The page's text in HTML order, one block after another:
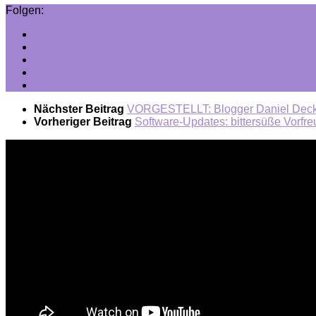
Folgen:
Nächster Beitrag VORGESTELLT: Blogger Daniel
Vorheriger Beitrag Software-Updates: bittersüße